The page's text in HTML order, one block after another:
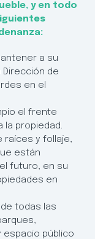
y en todo
a su
de
en el
el frente
la propiedad.
raíces y follaje,
están
futuro, en su
en
todas las
espacio público